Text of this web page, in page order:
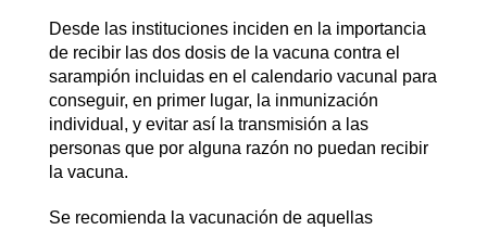
Desde las instituciones inciden en la importancia
de recibir las dos dosis de la vacuna contra el
sarampión incluidas en el calendario vacunal para
conseguir, en primer lugar, la inmunización
individual, y evitar así la transmisión a las
personas que por alguna razón no puedan recibir
la vacuna.
Se recomienda la vacunación de aquellas